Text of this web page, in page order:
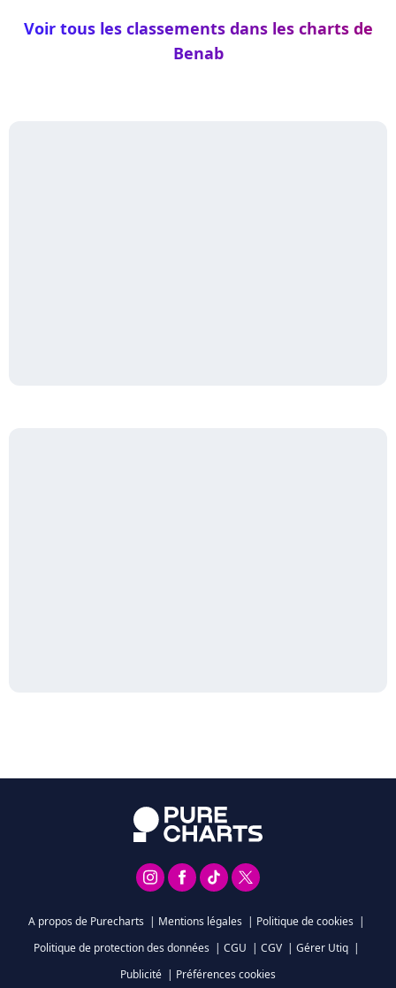
Voir tous les classements dans les charts de
Benab
A propos de Purecharts | Mentions légales | Politique de cookies |
Politique de protection des données | CGU | CGV | Gérer Utiq |
Publicité | Préférences cookies